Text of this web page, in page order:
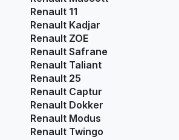
Renault 11
Renault Kadjar
Renault ZOE
Renault Safrane
Renault Taliant
Renault 25
Renault Captur
Renault Dokker
Renault Modus
Renault Twingo